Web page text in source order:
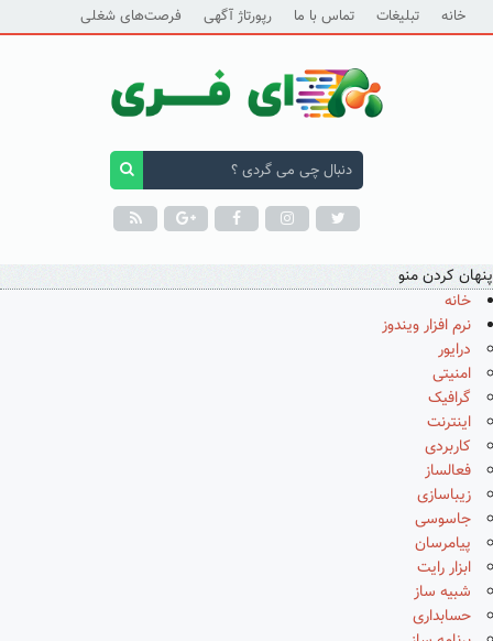
خانه تبلیغات تماس با ما رپورتاژ آگهی فرصت‌های شغلی
پنهان کردن منو
خانه
نرم افزار ویندوز
درایور
امنیتی
گرافیک
اینترنت
کاربردی
فعالساز
زیباسازی
جاسوسی
پیامرسان
ابزار رایت
شبیه ساز
حسابداری